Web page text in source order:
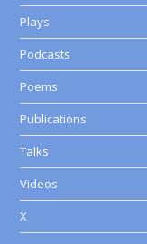
Plays
Podcasts
Poems
Publications
Talks
Videos
X